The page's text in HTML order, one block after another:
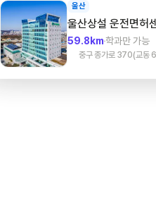
울산
울산상설 운전면허
59.8km학과만 가능
중구 종가로 370(교동